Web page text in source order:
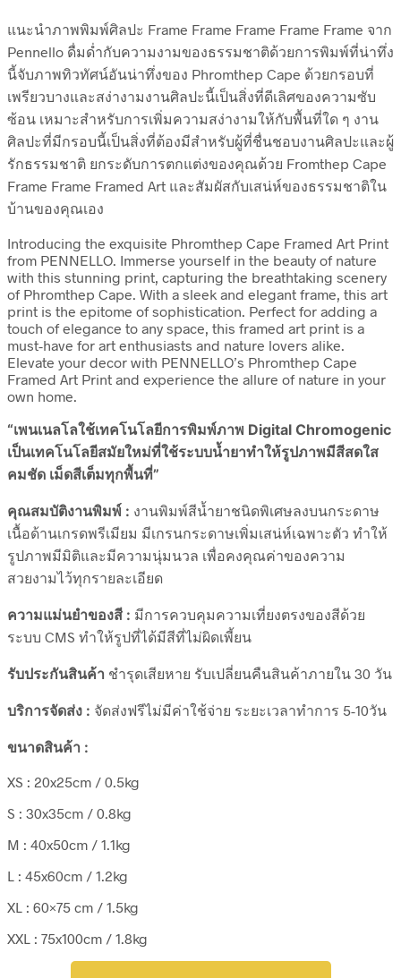
แนะนำภาพพิมพ์ศิลปะ Frame Frame Frame Frame Frame จาก
Pennello ดื่มด่ำกับความงามของธรรมชาติด้วยการพิมพ์ที่น่าทึ่ง
นี้จับภาพทิวทัศน์อันน่าทึ่งของ Phromthep Cape ด้วยกรอบที่
เพรียวบางและสง่างามงานศิลปะนี้เป็นสิ่งที่ดีเลิศของความซับ
ซ้อน เหมาะสำหรับการเพิ่มความสง่างามให้กับพื้นที่ใด ๆ งาน
ศิลปะที่มีกรอบนี้เป็นสิ่งที่ต้องมีสำหรับผู้ที่ชื่นชอบงานศิลปะและผู้
รักธรรมชาติ ยกระดับการตกแต่งของคุณด้วย Fromthep Cape
Frame Frame Framed Art และสัมผัสกับเสน่ห์ของธรรมชาติใน
บ้านของคุณเอง
Introducing the exquisite Phromthep Cape Framed Art Print
from PENNELLO. Immerse yourself in the beauty of nature
with this stunning print, capturing the breathtaking scenery
of Phromthep Cape. With a sleek and elegant frame, this art
print is the epitome of sophistication. Perfect for adding a
touch of elegance to any space, this framed art print is a
must-have for art enthusiasts and nature lovers alike.
Elevate your decor with PENNELLO’s Phromthep Cape
Framed Art Print and experience the allure of nature in your
own home.
“เพนเนลโลใช้เทคโนโลยีการพิมพ์ภาพ Digital Chromogenic
เป็นเทคโนโลยีสมัยใหม่ที่ใช้ระบบน้ำยาทำให้รูปภาพมีสีสดใส
คมชัด เม็ดสีเต็มทุกพื้นที่”
คุณสมบัติงานพิมพ์ : งานพิมพ์สีน้ำยาชนิดพิเศษลงบนกระดาษ
เนื้อด้านเกรดพรีเมียม มีเกรนกระดาษเพิ่มเสน่ห์เฉพาะตัว ทำให้
รูปภาพมีมิติและมีความนุ่มนวล เพื่อคงคุณค่าของความ
สวยงามไว้ทุกรายละเอียด
ความแม่นยำของสี : มีการควบคุมความเที่ยงตรงของสีด้วย
ระบบ CMS ทำให้รูปที่ได้มีสีที่ไม่ผิดเพี้ยน
รับประกันสินค้า ชำรุดเสียหาย รับเปลี่ยนคืนสินค้าภายใน 30 วัน
บริการจัดส่ง : จัดส่งฟรีไม่มีค่าใช้จ่าย ระยะเวลาทำการ 5-10วัน
ขนาดสินค้า :
XS : 20x25cm / 0.5kg
S : 30x35cm / 0.8kg
M : 40x50cm / 1.1kg
L : 45x60cm / 1.2kg
XL : 60×75 cm / 1.5kg
XXL : 75x100cm / 1.8kg